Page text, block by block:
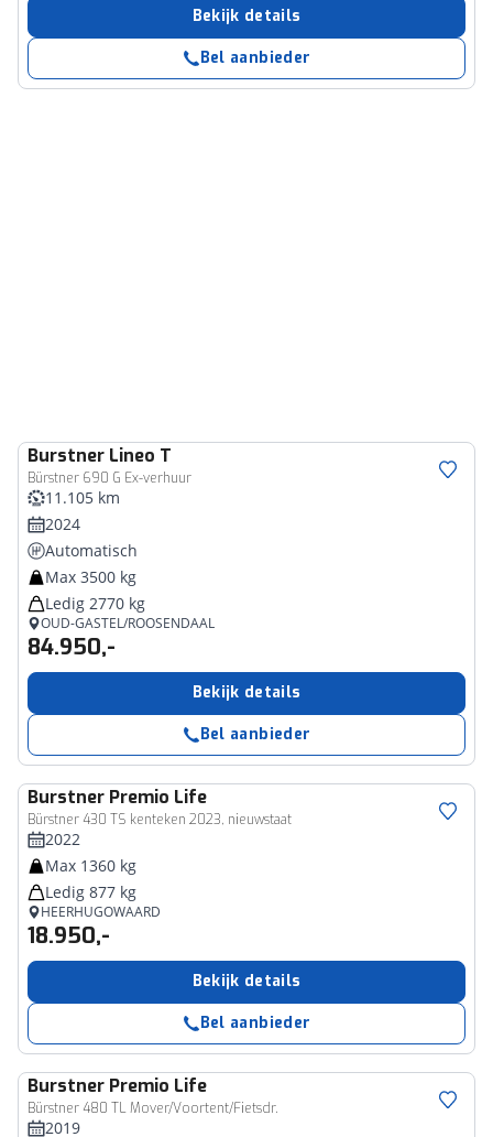
Bekijk details
Bel aanbieder
Burstner Lineo T
Bürstner 690 G Ex-verhuur
11.105 km
2024
Automatisch
Max 3500 kg
Ledig 2770 kg
OUD-GASTEL/ROOSENDAAL
84.950,-
Bekijk details
Bel aanbieder
Burstner Premio Life
Bürstner 430 TS kenteken 2023, nieuwstaat
2022
Max 1360 kg
Ledig 877 kg
HEERHUGOWAARD
18.950,-
Bekijk details
Bel aanbieder
Burstner Premio Life
Bürstner 480 TL Mover/Voortent/Fietsdr.
2019